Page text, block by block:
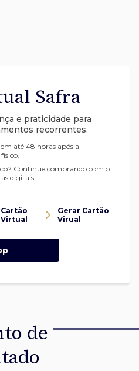
Safra
e praticidade para
recorrentes.
até 48 horas após a
Continue comprando com o
digitais.
Cartão
Virtual
Gerar Cartão
Virual
de